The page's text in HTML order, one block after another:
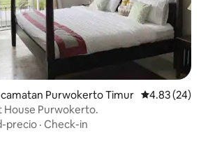
Purwokerto Timur Calificación
4.83 (24)
House Purwokerto.
precio · Check-in